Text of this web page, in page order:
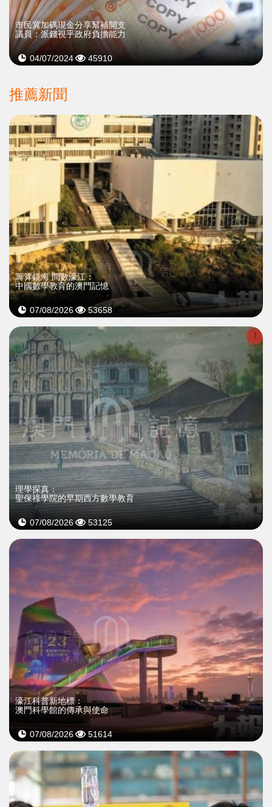
市民冀加碼現金分享幫補開支
議員：派錢視乎政府負擔能力
04/07/2024 45910
推薦新聞
籌算鏡海 問數濠江：
中國數學教育的澳門記憶
07/08/2026 53658
理學探真：
聖保祿學院的早期西方數學教育
07/08/2026 53125
濠江科普新地標：
澳門科學館的傳承與使命
07/08/2026 51614